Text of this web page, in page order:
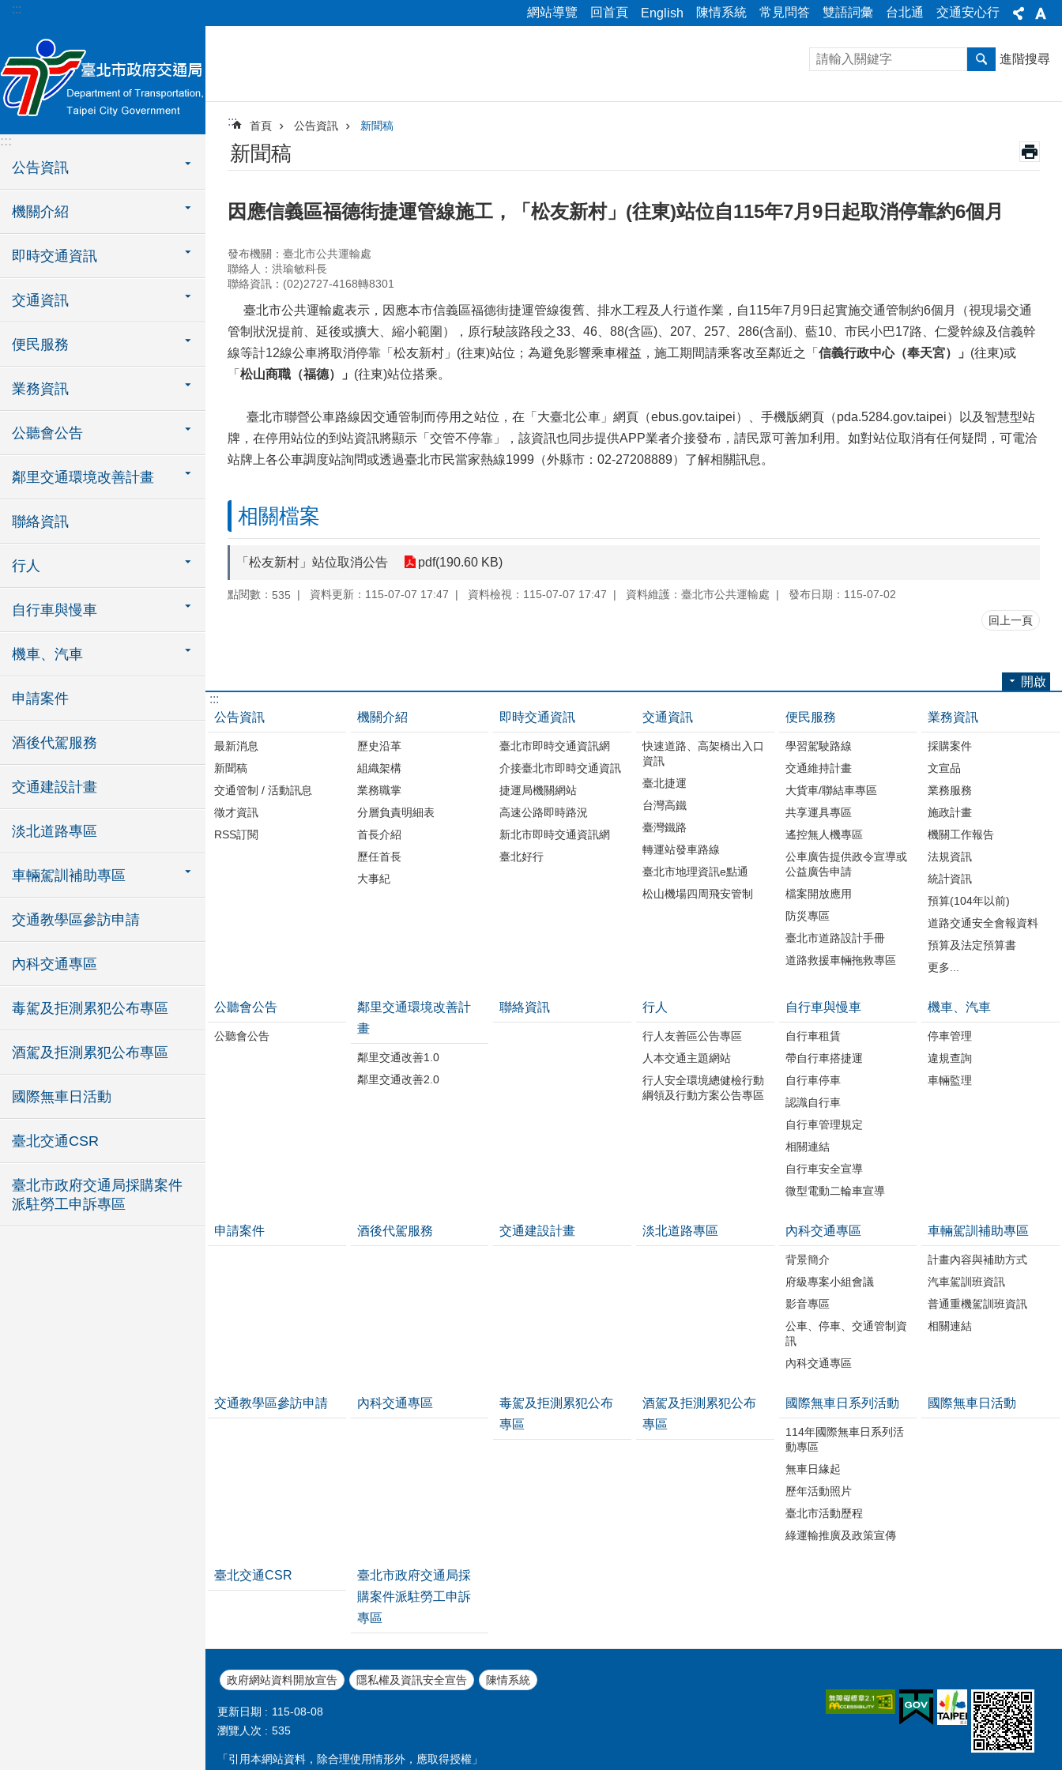
跳到主要內容區塊
::: 網站導覽 回首頁 English 陳情系統 常見問答 雙語詞彙 台北通 交通安心行
:::
公告資訊
機關介紹
即時交通資訊
交通資訊
便民服務
業務資訊
公聽會公告
鄰里交通環境改善計畫
聯絡資訊
行人
自行車與慢車
機車、汽車
申請案件
酒後代駕服務
交通建設計畫
淡北道路專區
車輛駕訓補助專區
交通教學區參訪申請
內科交通專區
毒駕及拒測累犯公布專區
酒駕及拒測累犯公布專區
國際無車日活動
臺北交通CSR
臺北市政府交通局採購案件
派駐勞工申訴專區
進階搜尋
::: 首頁 公告資訊 新聞稿
新聞稿
因應信義區福德街捷運管線施工，「松友新村」(往東)站位自115年7月9日起取消停靠約6個月
發布機關：臺北市公共運輸處
聯絡人：洪瑜敏科長
聯絡資訊：(02)2727-4168轉8301
臺北市公共運輸處表示，因應本市信義區福德街捷運管線復舊、排水工程及人行道作業，自115年7月9日起實施交通管制約6個月（視現場交通
管制狀況提前、延後或擴大、縮小範圍），原行駛該路段之33、46、88(含區)、207、257、286(含副)、藍10、市民小巴17路、仁愛幹線及信義幹
線等計12線公車將取消停靠「松友新村」(往東)站位；為避免影響乘車權益，施工期間請乘客改至鄰近之「 信義行政中心（奉天宮） 」 (往東)或
「 松山商職（福德） 」 (往東)站位搭乘。
臺北市聯營公車路線因交通管制而停用之站位，在「大臺北公車」網頁（ebus.gov.taipei）、手機版網頁（pda.5284.gov.taipei）以及智慧型站
牌，在停用站位的到站資訊將顯示「交管不停靠」，該資訊也同步提供APP業者介接發布，請民眾可善加利用。如對站位取消有任何疑問，可電洽
站牌上各公車調度站詢問或透過臺北市民當家熱線1999（外縣市：02-27208889）了解相關訊息。
相關檔案
「松友新村」站位取消公告 pdf(190.60 KB)
點閱數： 535 資料更新：115-07-07 17:47 資料檢視：115-07-07 17:47 資料維護：臺北市公共運輸處 發布日期：115-07-02
回上一頁
開啟
:::
公告資訊
最新消息
新聞稿
交通管制 / 活動訊息
徵才資訊
RSS訂閱
機關介紹
歷史沿革
組織架構
業務職掌
分層負責明細表
首長介紹
歷任首長
大事紀
即時交通資訊
臺北市即時交通資訊網
介接臺北市即時交通資訊
捷運局機關網站
高速公路即時路況
新北市即時交通資訊網
臺北好行
交通資訊
快速道路、高架橋出入口
資訊
臺北捷運
台灣高鐵
臺灣鐵路
轉運站發車路線
臺北市地理資訊e點通
松山機場四周飛安管制
便民服務
學習駕駛路線
交通維持計畫
大貨車/聯結車專區
共享運具專區
遙控無人機專區
公車廣告提供政令宣導或
公益廣告申請
檔案開放應用
防災專區
臺北市道路設計手冊
道路救援車輛拖救專區
業務資訊
採購案件
文宣品
業務服務
施政計畫
機關工作報告
法規資訊
統計資訊
預算(104年以前)
道路交通安全會報資料
預算及法定預算書
更多...
公聽會公告
公聽會公告
鄰里交通環境改善計
畫
鄰里交通改善1.0
鄰里交通改善2.0
聯絡資訊 行人
行人友善區公告專區
人本交通主題網站
行人安全環境總健檢行動
綱領及行動方案公告專區
自行車與慢車
自行車租賃
帶自行車搭捷運
自行車停車
認識自行車
自行車管理規定
相關連結
自行車安全宣導
微型電動二輪車宣導
機車、汽車
停車管理
違規查詢
車輛監理
申請案件 酒後代駕服務 交通建設計畫 淡北道路專區 內科交通專區
背景簡介
府級專案小組會議
影音專區
公車、停車、交通管制資
訊
內科交通專區
車輛駕訓補助專區
計畫內容與補助方式
汽車駕訓班資訊
普通重機駕訓班資訊
相關連結
交通教學區參訪申請 內科交通專區
毒駕及拒測累犯公布
專區
酒駕及拒測累犯公布
專區
國際無車日系列活動
114年國際無車日系列活
動專區
無車日緣起
歷年活動照片
臺北市活動歷程
綠運輸推廣及政策宣傳
國際無車日活動
臺北交通CSR
臺北市政府交通局採
購案件派駐勞工申訴
專區
政府網站資料開放宣告 隱私權及資訊安全宣告 陳情系統
更新日期
115-08-08
瀏覽人次
535
「引用本網站資料，除合理使用情形外，應取得授權」